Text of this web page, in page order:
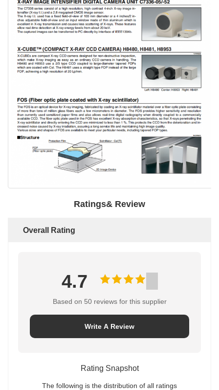
Ratings& Review
Overall Rating
4.7
Based on 50 reviews for this supplier
Write A Review
Rating Snapshot
The following is the distribution of all ratings